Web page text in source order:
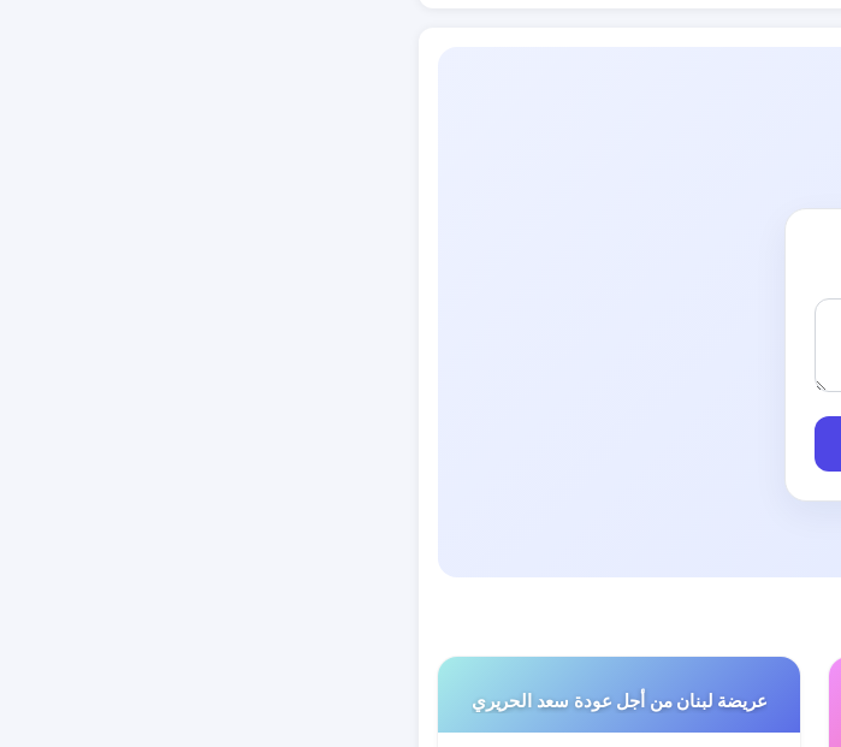
عريضة لبنان من أجل عودة سعد الحريري